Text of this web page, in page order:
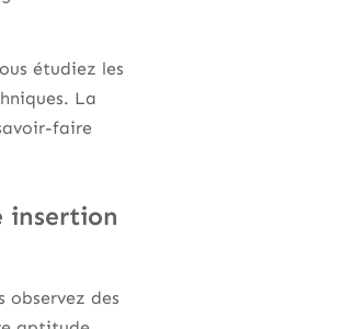
étudiez les
La
faire
insertion
des